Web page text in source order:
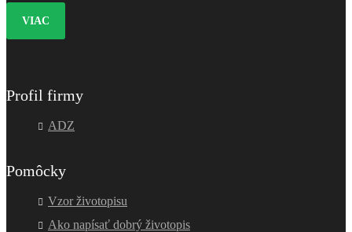
VIAC
Profil firmy
ADZ
Pomôcky
Vzor životopisu
Ako napísať dobrý životopis